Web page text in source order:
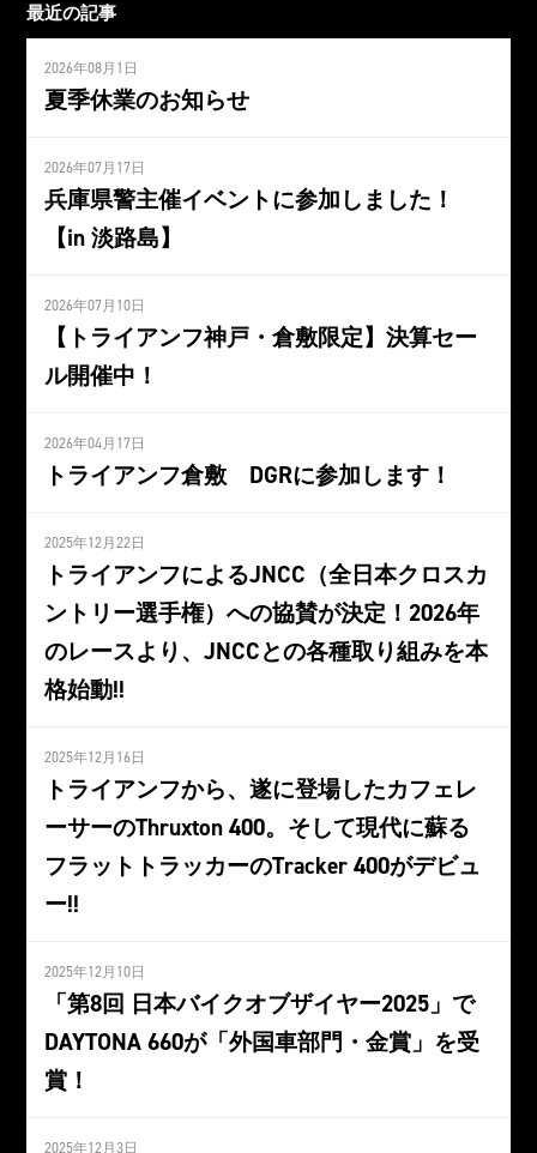
最近の記事
2026年08月1日
夏季休業のお知らせ
2026年07月17日
兵庫県警主催イベントに参加しました！
【in 淡路島】
2026年07月10日
【トライアンフ神戸・倉敷限定】決算セー
ル開催中！
2026年04月17日
トライアンフ倉敷 DGRに参加します！
2025年12月22日
トライアンフによるJNCC（全日本クロスカ
ントリー選手権）への協賛が決定！2026年
のレースより、JNCCとの各種取り組みを本
格始動!!
2025年12月16日
トライアンフから、遂に登場したカフェレ
ーサーのThruxton 400。そして現代に蘇る
フラットトラッカーのTracker 400がデビュ
ー!!
2025年12月10日
「第8回 日本バイクオブザイヤー2025」で
DAYTONA 660が「外国車部門・金賞」を受
賞！
2025年12月3日